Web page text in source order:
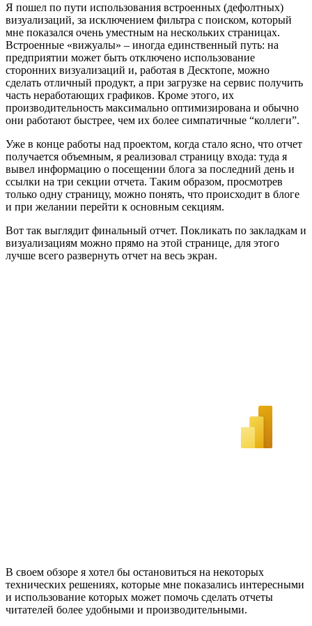
Я пошел по пути использования встроенных (дефолтных)
визуализаций, за исключением фильтра с поиском, который
мне показался очень уместным на нескольких страницах.
Встроенные «вижуалы» – иногда единственный путь: на
предприятии может быть отключено использование
сторонних визуализаций и, работая в Десктопе, можно
сделать отличный продукт, а при загрузке на сервис получить
часть неработающих графиков. Кроме этого, их
производительность максимально оптимизирована и обычно
они работают быстрее, чем их более симпатичные “коллеги”.
Уже в конце работы над проектом, когда стало ясно, что отчет
получается объемным, я реализовал страницу входа: туда я
вывел информацию о посещении блога за последний день и
ссылки на три секции отчета. Таким образом, просмотрев
только одну страницу, можно понять, что происходит в блоге
и при желании перейти к основным секциям.
Вот так выглядит финальный отчет. Покликать по закладкам и
визуализациям можно прямо на этой странице, для этого
лучше всего развернуть отчет на весь экран.
В своем обзоре я хотел бы остановиться на некоторых
технических решениях, которые мне показались интересными
и использование которых может помочь сделать отчеты
читателей более удобными и производительными.